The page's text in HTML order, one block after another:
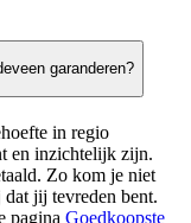
garanderen?
in regio
en inzichtelijk zijn.
Zo kom je niet
dat jij tevreden bent.
pagina Goedkoopste